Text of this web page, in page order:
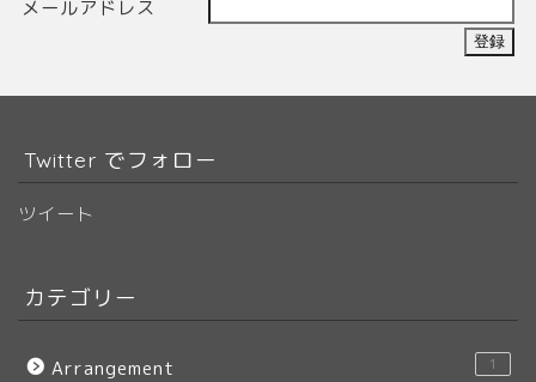
メールアドレス
Twitter でフォロー
ツイート
カテゴリー
Arrangement 1